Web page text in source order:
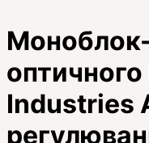
Industries